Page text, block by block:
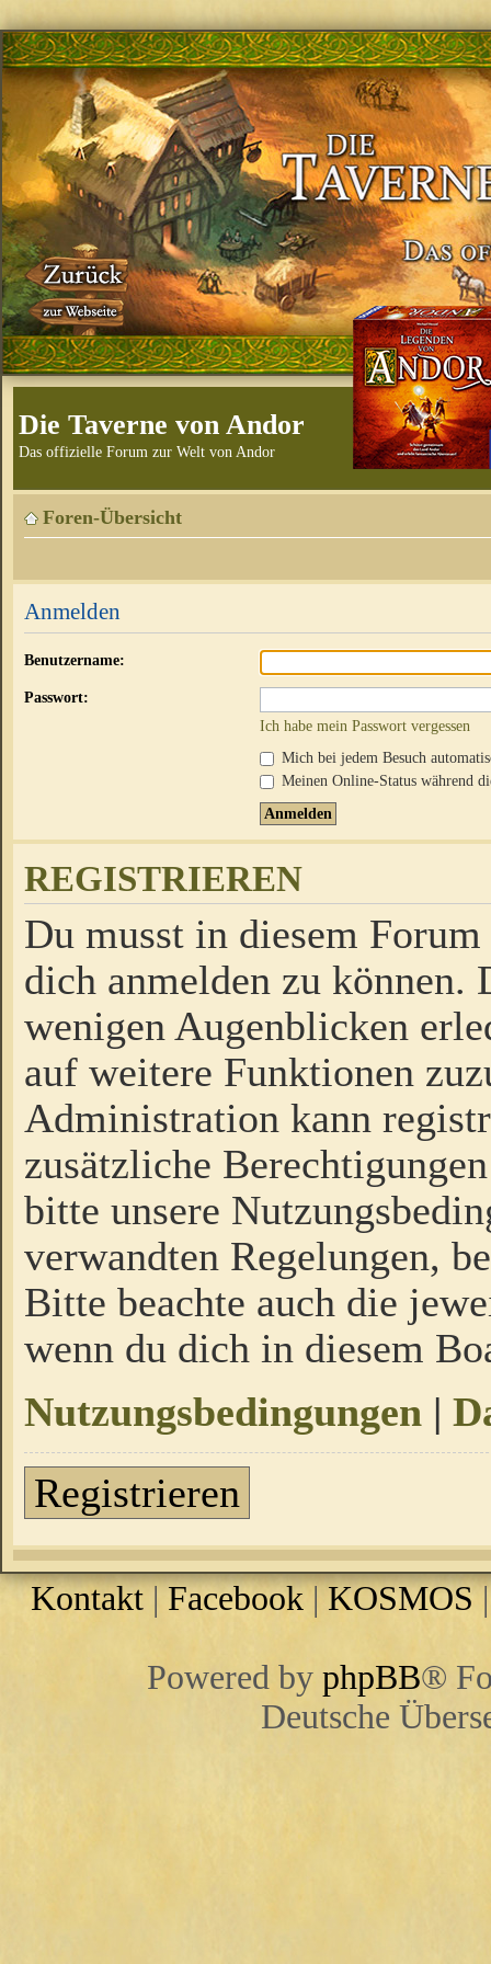
Die Taverne von Andor
Das offizielle Forum zur Welt von Andor
Foren-Übersicht
Anmelden
Benutzername:
Passwort:
Ich habe mein Passwort vergessen
Mich bei jedem Besuch
Meinen Online-Status während
REGISTRIEREN
Du musst in diesem
dich anmelden zu
wenigen Augenblicken
auf weitere Funktionen
Administration kann
zusätzliche
bitte unsere
verwandten Regelungen,
Bitte beachte auch die
wenn du dich in diesem
Nutzungsbedingungen |
Registrieren
Kontakt | Facebook |KOSMOS
Powered by phpBB®
Deutsche